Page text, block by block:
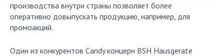
производства внутри страны позволяет более
оперативно довыпускать продукцию, например, для
промоакций.
Один из конкурентов Candy концерн BSH Hausgerate